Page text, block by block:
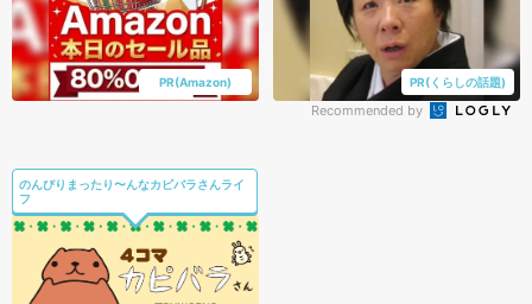
PR(Amazon) PR(くらしの話題)
Recommended by
のんびりまったり〜んなカピバラさんライ
フ